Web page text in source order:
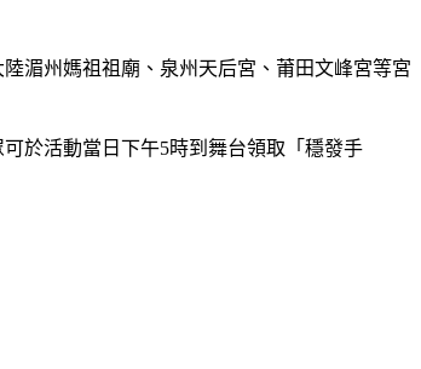
湄州媽祖祖廟、泉州天后宮、莆田文峰宮等宮
於活動當日下午5時到舞台領取「穩發手